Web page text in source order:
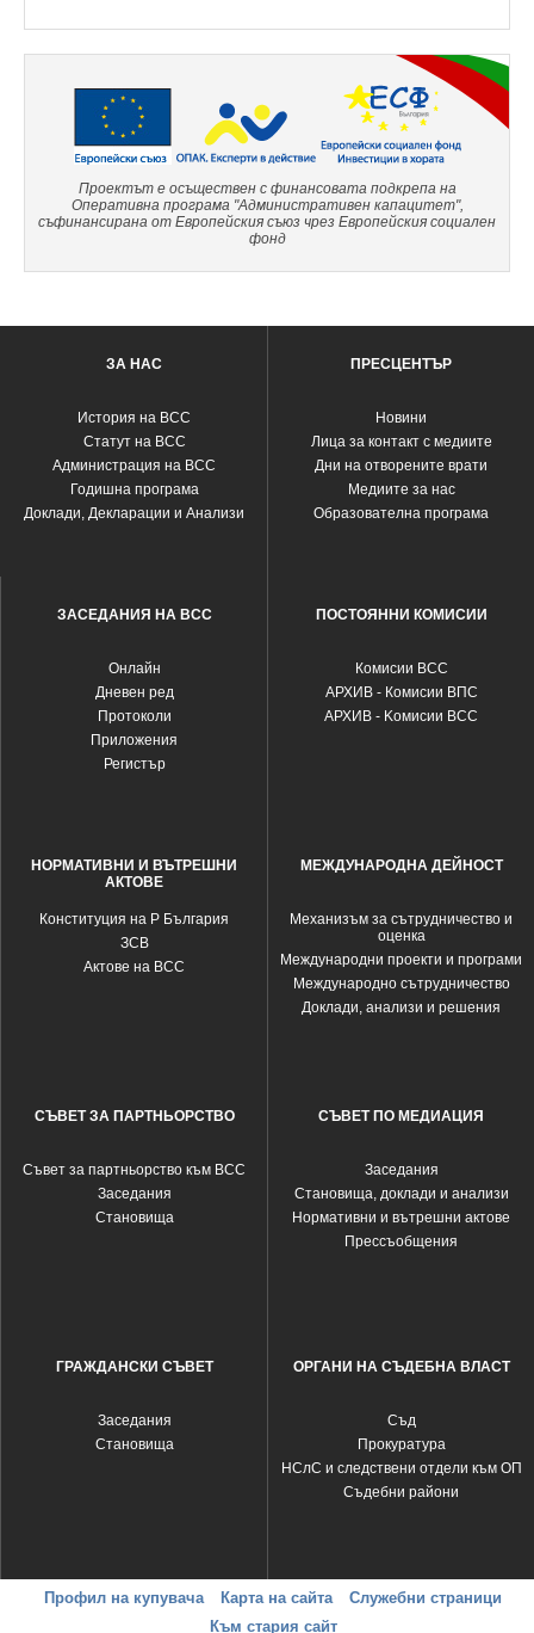
Проектът е осъществен с финансовата подкрепа на
Оперативна програма "Административен капацитет",
съфинансирана от Европейския съюз чрез Европейския социален
фонд
ЗА НАС
История на ВСС
Статут на ВСС
Администрация на ВСС
Годишна програма
Доклади, Декларации и Анализи
ПРЕСЦЕНТЪР
Новини
Лица за контакт с медиите
Дни на отворените врати
Медиите за нас
Образователна програма
ЗАСЕДАНИЯ НА ВСС
Oнлайн
Дневен ред
Протоколи
Приложения
Регистър
ПОСТОЯННИ КОМИСИИ
Комисии ВСС
АРХИВ - Комисии ВПС
АРХИВ - Kомисии ВСС
НОРМАТИВНИ И ВЪТРЕШНИ
АКТОВЕ
Конституция на Р България
ЗСВ
Актове на ВСС
МЕЖДУНАРОДНА ДЕЙНОСТ
Механизъм за сътрудничество и
оценка
Международни проекти и програми
Международно сътрудничество
Доклади, анализи и решения
СЪВЕТ ЗА ПАРТНЬОРСТВО
Съвет за партньорство към ВСС
Заседания
Становища
СЪВЕТ ПО МЕДИАЦИЯ
Заседания
Становища, доклади и анализи
Нормативни и вътрешни актове
Прессъобщения
ГРАЖДАНСКИ СЪВЕТ
Заседания
Становища
ОРГАНИ НА СЪДЕБНА ВЛАСТ
Съд
Прокуратура
НСлС и следствени отдели към ОП
Съдебни райони
Профил на купувача Карта на сайта
Служебни страници
Към стария сайт